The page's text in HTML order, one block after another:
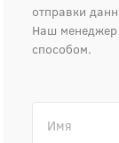
отправки
Наш менеджер
способом.